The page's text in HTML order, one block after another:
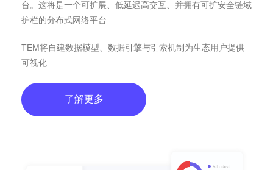
台。这将是一个可扩展、低延迟高交互、并拥有可扩安全链域
护栏的分布式网络平台
TEM将自建数据模型、数据引擎与引索机制为生态用户提供
可视化
了解更多